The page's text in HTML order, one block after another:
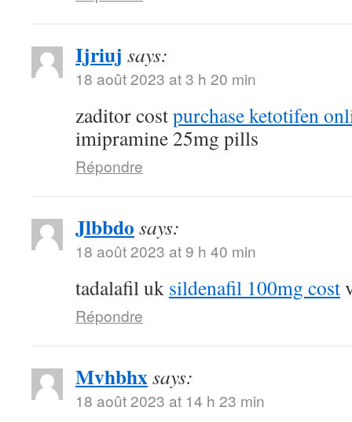
Ijriuj says:
18 août 2023 at 3 h 20 min
zaditor costpurchase ketotifen
imipramine 25mg pills
Répondre
Jlbbdo says:
18 août 2023 at 9 h 40 min
tadalafil uk sildenafil 100mg cost
Répondre
Mvhbhxsays:
18 août 2023 at 14 h 23 min